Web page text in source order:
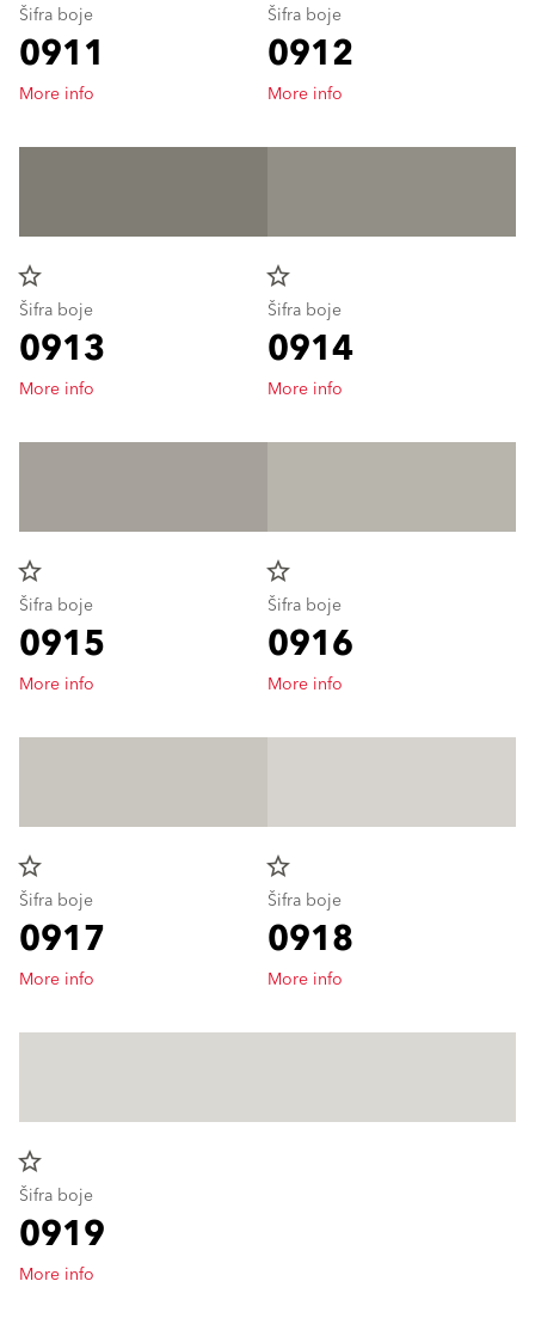
Šifra boje
0911
More info
Šifra boje
0912
More info
star_border
Šifra boje
0913
More info
star_border
Šifra boje
0914
More info
star_border
Šifra boje
0915
More info
star_border
Šifra boje
0916
More info
star_border
Šifra boje
0917
More info
star_border
Šifra boje
0918
More info
star_border
Šifra boje
0919
More info